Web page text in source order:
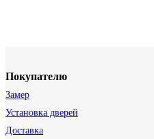
Покупателю
Замер
Установка дверей
Доставка